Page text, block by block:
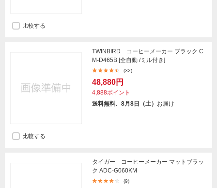
比較する
TWINBIRD コーヒーメーカー ブラック C
M-D465B [全自動 /ミル付き]
(32)
48,880円
4,888ポイント
送料無料、8月8日（土） お届け
比較する
タイガー コーヒーメーカー マットブラッ
ク ADC-G060KM
(9)